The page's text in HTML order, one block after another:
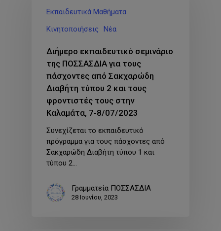
Εκπαιδευτικά Μαθήματα
Κινητοποιήσεις
Νέα
Διήμερο εκπαιδευτικό σεμινάριο
της ΠΟΣΣΑΣΔΙΑ για τους
πάσχοντες από Σακχαρώδη
Διαβήτη τύπου 2 και τους
φροντιστές τους στην
Καλαμάτα, 7-8/07/2023
Συνεχίζεται το εκπαιδευτικό
πρόγραμμα για τους πάσχοντες από
Σακχαρώδη Διαβήτη τύπου 1 και
τύπου 2…
Γραμματεία ΠΟΣΣΑΣΔΙΑ
28 Ιουνίου, 2023